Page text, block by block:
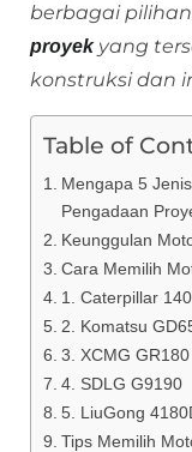
berbagai pilihan
proyekyang
konstruksi dan
Table of
Mengapa 5
Pengadaan
Keunggulan
Cara Memilih
1. Caterpillar
2. Komatsu
3. XCMG GR180
4. SDLG G9190
5. LiuGong
Tips Memilih